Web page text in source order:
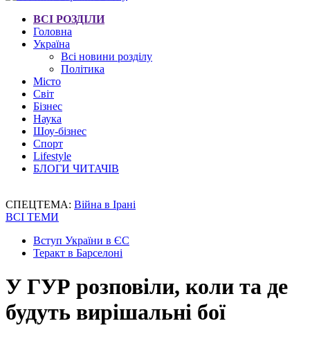
ВСІ РОЗДІЛИ
Головна
Україна
Всі новини розділу
Політика
Місто
Світ
Бізнес
Наука
Шоу-бізнес
Спорт
Lifestyle
БЛОГИ ЧИТАЧІВ
СПЕЦТЕМА: Війна в Ірані
ВСІ ТЕМИ
Вступ України в ЄС
Теракт в Барселоні
У ГУР розповіли, коли та де
будуть вирішальні бої